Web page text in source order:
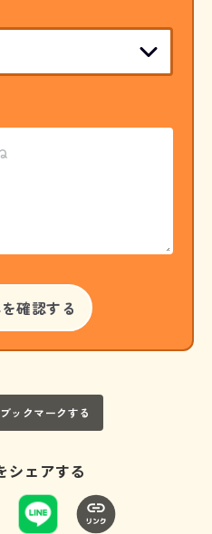
ックマークする
シェアする